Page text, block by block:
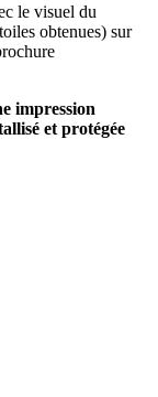
le visuel du
obtenues) sur
impression
et protégée